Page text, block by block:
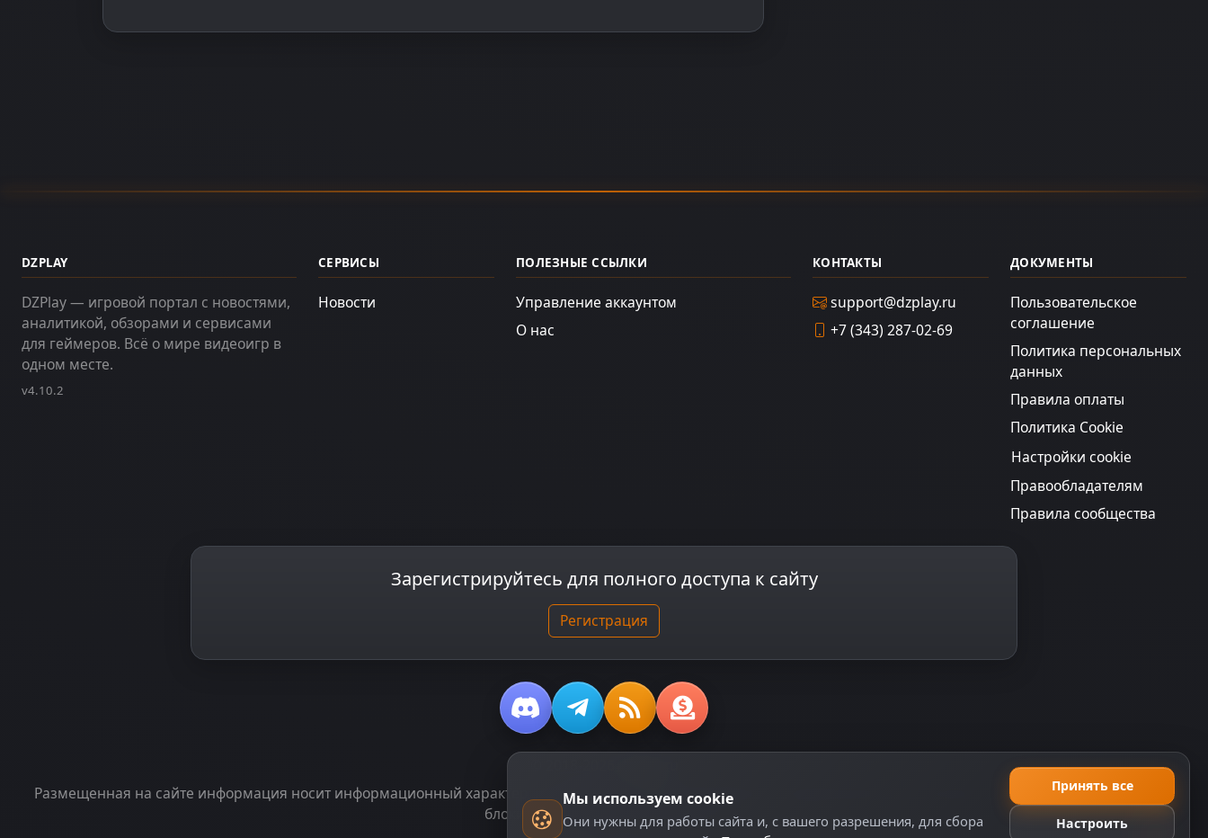
DZPLAY
DZPlay — игровой портал с новостями,
аналитикой, обзорами и сервисами
для геймеров. Всё о мире видеоигр в
одном месте.
v4.10.2
СЕРВИСЫ
Новости
ПОЛЕЗНЫЕ ССЫЛКИ
Управление аккаунтом
О нас
КОНТАКТЫ
support@dzplay.ru
+7 (343) 287-02-69
ДОКУМЕНТЫ
Пользовательское
соглашение
Политика персональных
данных
Правила оплаты
Политика Cookie
Настройки cookie
Правообладателям
Правила сообщества
Зарегистрируйтесь для полного доступа к сайту
Регистрация
Размещенная на сайте информация носит информационный характер и не является публичной офертой, определяемой положениями ч. 2 ст. 437 ГК РФ, исключая
блоки, помеченные как "Реклама".
Мы используем cookie
Они нужны для работы сайта и, с вашего разрешения, для сбора
Принять все
Настроить